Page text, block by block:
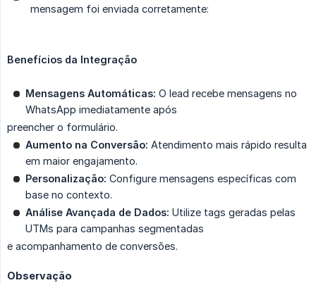
mensagem foi enviada corretamente:
Benefícios da Integração
Mensagens Automáticas: O lead recebe mensagens no
WhatsApp imediatamente após
preencher o formulário.
Aumento na Conversão: Atendimento mais rápido resulta
em maior engajamento.
Personalização: Configure mensagens específicas com
base no contexto.
Análise Avançada de Dados: Utilize tags geradas pelas
UTMs para campanhas segmentadas
e acompanhamento de conversões.
Observação